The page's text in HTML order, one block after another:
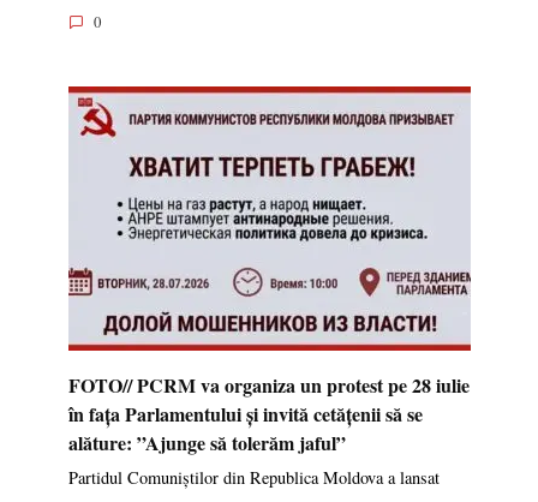
0
FOTO// PCRM va organiza un protest pe 28 iulie
în fața Parlamentului și invită cetățenii să se
alăture: ”Ajunge să tolerăm jaful”
Partidul Comuniștilor din Republica Moldova a lansat